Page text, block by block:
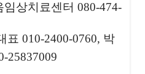
임상치료센터 080-474-
표 010-2400-0760, 박
25837009